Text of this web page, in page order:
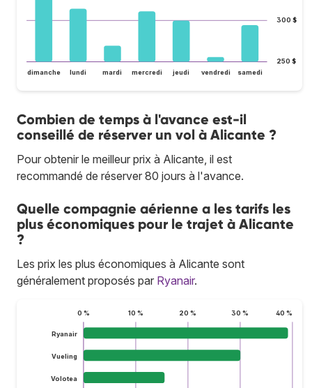
250 $
300 $
dimanche lundi mardi mercredi jeudi vendredi samedi
Combien de temps à l'avance est-il
conseillé de réserver un vol à Alicante ?
Pour obtenir le meilleur prix à Alicante, il est
recommandé de réserver 80 jours à l'avance.
Quelle compagnie aérienne a les tarifs les
plus économiques pour le trajet à Alicante
?
Les prix les plus économiques à Alicante sont
généralement proposés par Ryanair.
0 % 10 % 20 % 30 % 40 %
Ryanair
Vueling
Volotea